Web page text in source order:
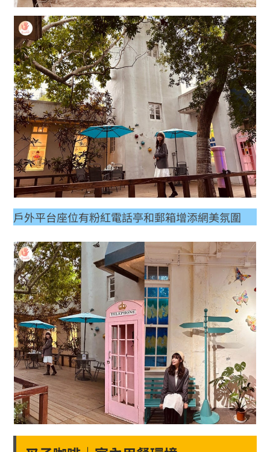
戶外平台座位有粉紅電話亭和郵箱增添網美氛圍